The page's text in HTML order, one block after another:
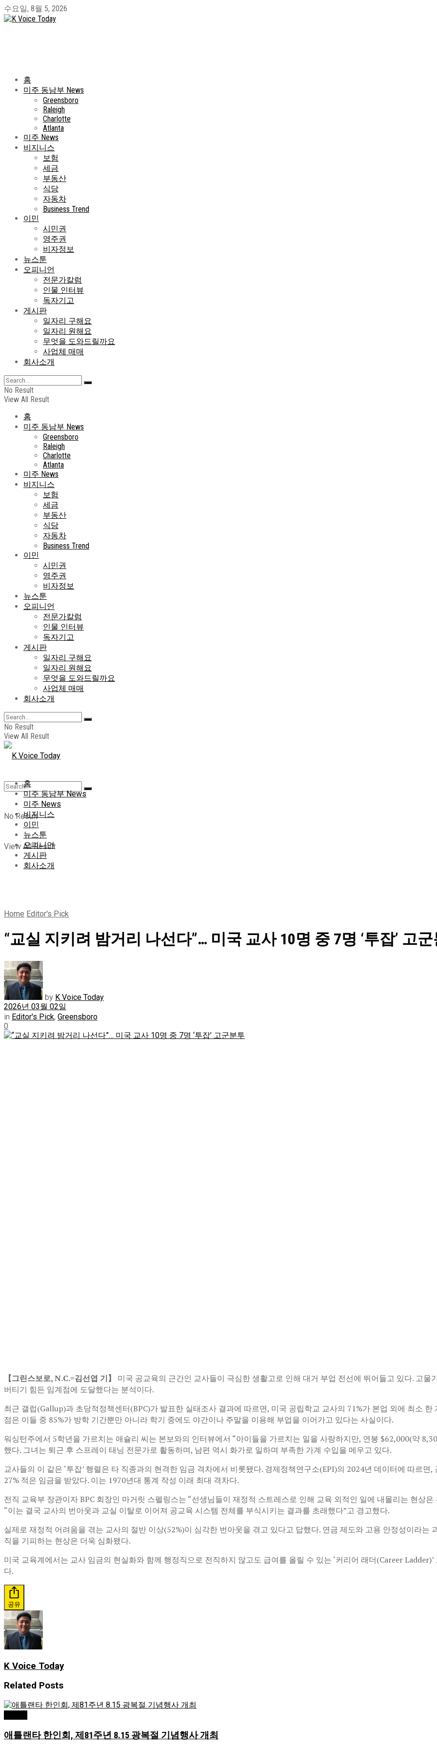
수요일, 8월 5, 2026
홈
미주 동남부 News
Greensboro
Raleigh
Charlotte
Atlanta
미주 News
비지니스
보험
세금
부동산
식당
자동차
Business Trend
이민
시민권
영주권
비자정보
뉴스툰
오피니언
전문가칼럼
인물 인터뷰
독자기고
게시판
일자리 구해요
일자리 원해요
무엇을 도와드릴까요
사업체 매매
회사소개
No Result
View All Result
홈
미주 동남부 News
Greensboro
Raleigh
Charlotte
Atlanta
미주 News
비지니스
보험
세금
부동산
식당
자동차
Business Trend
이민
시민권
영주권
비자정보
뉴스툰
오피니언
전문가칼럼
인물 인터뷰
독자기고
게시판
일자리 구해요
일자리 원해요
무엇을 도와드릴까요
사업체 매매
회사소개
No Result
View All Result
No Result
View All Result
홈
미주 동남부 News
미주 News
비지니스
이민
뉴스툰
오피니언
게시판
회사소개
Home Editor's Pick
“교실 지키려 밤거리 나선다”… 미국 교사 10명 중 7명 ‘투잡’ 고
by K Voice Today
2026년 03월 02일
in Editor's Pick, Greensboro
0
【그린스보로, N.C.=김선엽 기】
미국 공교육의 근간인 교사들이 극심한 생활고로 인해 대거 부업 전선에 뛰어들고 있다. 고
버티기 힘든 임계점에 도달했다는 분석이다.
최근 갤럽(Gallup)과 초당적정책센터(BPC)가 발표한 실태조사 결과에 따르면, 미국 공립학교 교사의 71%가 본업 외에 최소
점은 이들 중 85%가 방학 기간뿐만 아니라 학기 중에도 야간이나 주말을 이용해 부업을 이어가고 있다는 사실이다.
워싱턴주에서 5학년을 가르치는 애슐리 씨는 본보와의 인터뷰에서 “아이들을 가르치는 일을 사랑하지만, 연봉 $62,000(약
했다. 그녀는 퇴근 후 스프레이 태닝 전문가로 활동하며, 남편 역시 화가로 일하며 부족한 가계 수입을 메우고 있다.
교사들의 이 같은 ‘투잡’ 행렬은 타 직종과의 현격한 임금 격차에서 비롯됐다. 경제정책연구소(EPI)의 2024년 데이터에 따르
27% 적은 임금을 받았다. 이는 1970년대 통계 작성 이래 최대 격차다.
전직 교육부 장관이자 BPC 회장인 마거릿 스펠링스는 “선생님들이 재정적 스트레스로 인해 교육 외적인 일에 내몰리는 현상
“이는 결국 교사의 번아웃과 교실 이탈로 이어져 공교육 시스템 전체를 부식시키는 결과를 초래했다”고 경고했다.
실제로 재정적 어려움을 겪는 교사의 절반 이상(52%)이 심각한 번아웃을 겪고 있다고 답했다. 연금 제도와 고용 안정성이라
직을 기피하는 현상은 더욱 심화됐다.
미국 교육계에서는 교사 임금의 현실화와 함께 행정직으로 전직하지 않고도 급여를 올릴 수 있는 ‘커리어 래더(Career
다.
공유
K Voice Today
Related Posts
애틀랜타 한인회, 제81주년 8.15 광복절 기념행사 개최